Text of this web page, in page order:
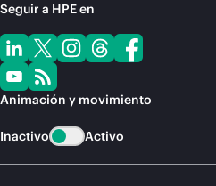
Seguir a HPE en
Animación y movimiento
Inactivo Activo